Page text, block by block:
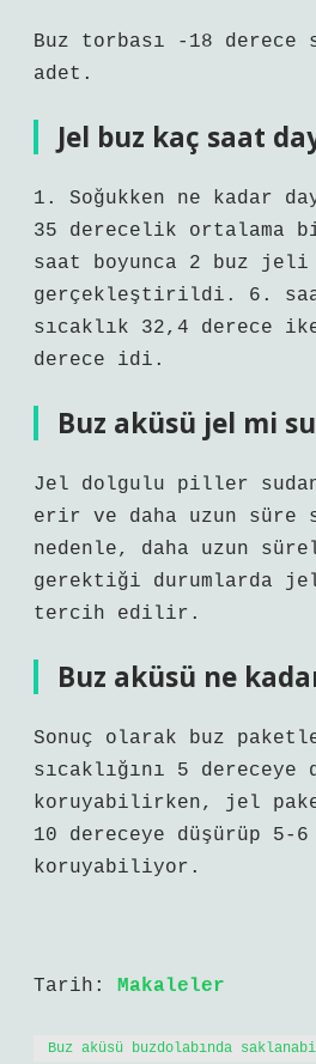
Buz torbası -18 derece
adet.
Jel buz kaç saat
1. Soğukken ne kadar
35 derecelik ortalama
saat boyunca 2 buz
gerçekleştirildi. 6.
sıcaklık 32,4 derece
derece idi.
Buz aküsü jel mi
Jel dolgulu piller sudan
erir ve daha uzun süre
nedenle, daha uzun
gerektiği durumlarda
tercih edilir.
Buz aküsü ne
Sonuç olarak buz
sıcaklığını 5 dereceye
koruyabilirken, jel
10 dereceye düşürüp 5-
koruyabiliyor.
Tarih: Makaleler
Buz aküsü buzdolabında